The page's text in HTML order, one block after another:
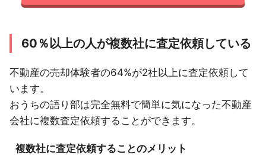
60％以上の人が複数社に査定依頼している
不動産の売却体験者の64%が2社以上に査定依頼して
います。
おうちの語り部は完全無料で簡単に気になった不動産
会社に複数査定依頼することができます。
複数社に査定依頼することのメリット